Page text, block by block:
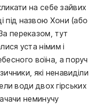
на себе зайвих
під назвою Хони (або
переказом, тут
уста німим і
воїна, а поруч
які ненавиділи
води двох гірських
неминучу